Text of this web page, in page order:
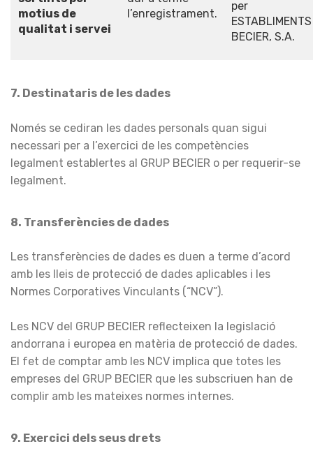
motius de
qualitat i servei
l’enregistrament.
per
ESTABLIMENTS
BECIER, S.A.
7. Destinataris de les dades
Només se cediran les dades personals quan sigui
necessari per a l’exercici de les competències
legalment establertes al GRUP BECIER o per requerir-se
legalment.
8. Transferències de dades
Les transferències de dades es duen a terme d’acord
amb les lleis de protecció de dades aplicables i les
Normes Corporatives Vinculants (“NCV”).
Les NCV del GRUP BECIER reflecteixen la legislació
andorrana i europea en matèria de protecció de dades.
El fet de comptar amb les NCV implica que totes les
empreses del GRUP BECIER que les subscriuen han de
complir amb les mateixes normes internes.
9. Exercici dels seus drets